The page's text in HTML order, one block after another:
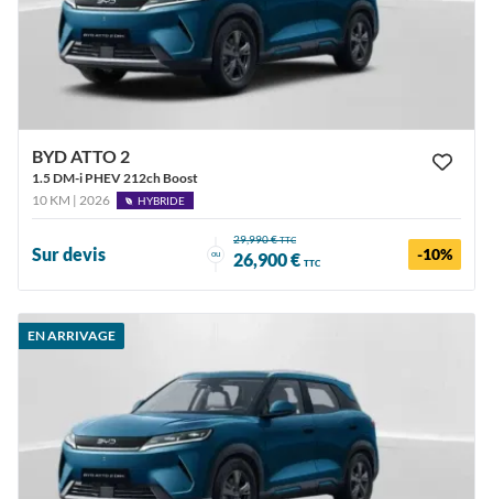
BYD ATTO 2
1.5 DM-i PHEV 212ch Boost
10 KM | 2026
HYBRIDE
Sur devis ou
29,990 €TTC
26,900 € TTC -10%
EN ARRIVAGE